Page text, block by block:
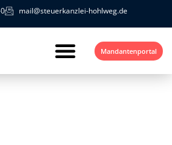
mail@steuerkanzlei-hohlweg.de
Mandantenportal